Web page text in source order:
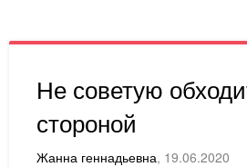
Не советую
стороной
Жанна геннадьевна, 19.06.2020